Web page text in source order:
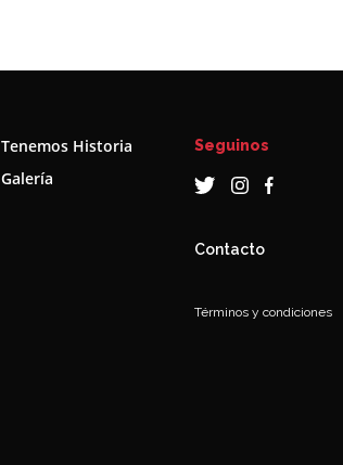
Tenemos Historia
Galería
Seguinos
Contacto
Términos y condiciones